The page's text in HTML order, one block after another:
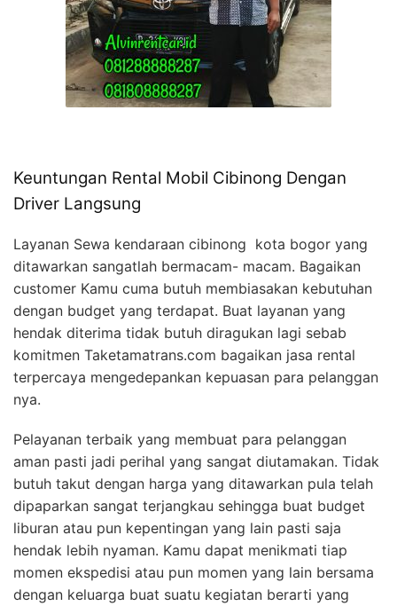
Keuntungan Rental Mobil Cibinong Dengan
Driver Langsung
Layanan Sewa kendaraan cibinong kota bogor yang
ditawarkan sangatlah bermacam- macam. Bagaikan
customer Kamu cuma butuh membiasakan kebutuhan
dengan budget yang terdapat. Buat layanan yang
hendak diterima tidak butuh diragukan lagi sebab
komitmen Taketamatrans.com bagaikan jasa rental
terpercaya mengedepankan kepuasan para pelanggan
nya.
Pelayanan terbaik yang membuat para pelanggan
aman pasti jadi perihal yang sangat diutamakan. Tidak
butuh takut dengan harga yang ditawarkan pula telah
dipaparkan sangat terjangkau sehingga buat budget
liburan atau pun kepentingan yang lain pasti saja
hendak lebih nyaman. Kamu dapat menikmati tiap
momen ekspedisi atau pun momen yang lain bersama
dengan keluarga buat suatu kegiatan berarti yang